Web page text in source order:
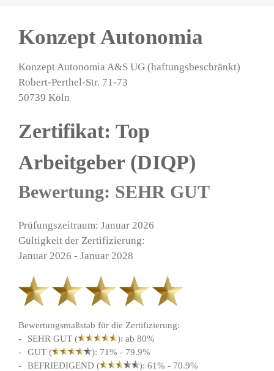
Konzept Autonomia
Konzept Autonomia A&S UG (haftungsbeschränkt)
Robert-Perthel-Str. 71-73
50739 Köln
Zertifikat: Top
Arbeitgeber (DIQP)
Bewertung: SEHR GUT
Prüfungszeitraum: Januar 2026
Gültigkeit der Zertifizierung:
Januar 2026 - Januar 2028
Bewertungsmaßstab für die Zertifizierung:
SEHR GUT (
): ab 80%
GUT (
): 71% - 79.9%
BEFRIEDIGEND (
): 61% - 70.9%